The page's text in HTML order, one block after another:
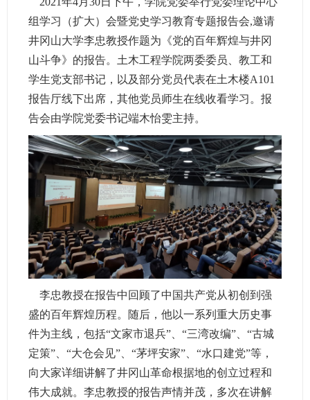
组学习（扩大）会暨党史学习教育专题报告会,邀请
井冈山大学李忠教授作题为《党的百年辉煌与井冈
山斗争》的报告。土木工程学院两委委员、教工和
学生党支部书记，以及部分党员代表在土木楼A101
报告厅线下出席，其他党员师生在线收看学习。报
告会由学院党委书记端木怡雯主持。
李忠教授在报告中回顾了中国共产党从初创到强
盛的百年辉煌历程。随后，他以一系列重大历史事
件为主线，包括“文家市退兵”、“三湾改编”、“古城
定策”、“大仓会见”、“茅坪安家”、“水口建党”等，
向大家详细讲解了井冈山革命根据地的创立过程和
伟大成就。李忠教授的报告声情并茂，多次在讲解